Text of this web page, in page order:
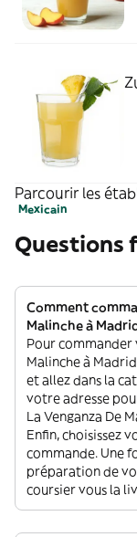
Parcourir les
Mexicain
Questions
Comment
Malinche à
Pour commander
Malinche à
et allez dans la
votre adresse
La Venganza De
Enfin, choisissez
commande. Une
préparation de
coursier vous la